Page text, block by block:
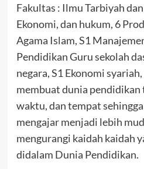
Fakultas : Ilmu Tarbiyah
Ekonomi, dan hukum, 6
Agama Islam, S1
Pendidikan Guru sekolah
negara, S1 Ekonomi
membuat dunia pendidikan
waktu, dan tempat
mengajar menjadi lebih
mengurangi kaidah kaidah
didalam Dunia Pendidikan.